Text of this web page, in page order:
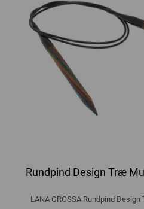
Rundpind Design Træ
LANA GROSSA Rundpind